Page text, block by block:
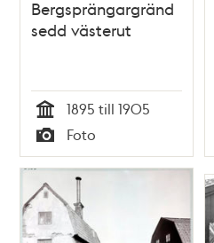
Bergsprängargränd
sedd västerut
Tid
1895 till 1905
Typ
Foto